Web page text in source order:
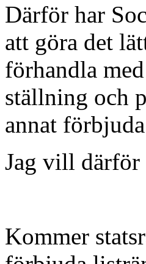
Därför har
att göra det
förhandla
ställning och
annat
Jag vill därför
Kommer